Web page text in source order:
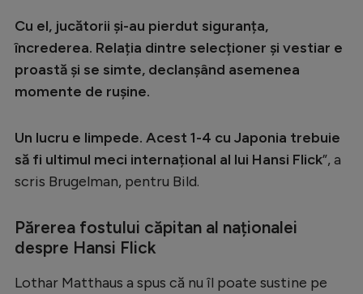
Intră în cont
Cu el, jucătorii și-au pierdut siguranța,
încrederea. Relația dintre selecționer și vestiar e
proastă și se simte, declanșând asemenea
momente de rușine.
Un lucru e limpede. Acest 1-4 cu Japonia trebuie
să fi ultimul meci internațional al lui Hansi Flick”, a
scris Brugelman, pentru Bild.
Părerea fostului căpitan al naționalei
despre Hansi Flick
Lothar Matthaus a spus că nu îl poate sustine pe